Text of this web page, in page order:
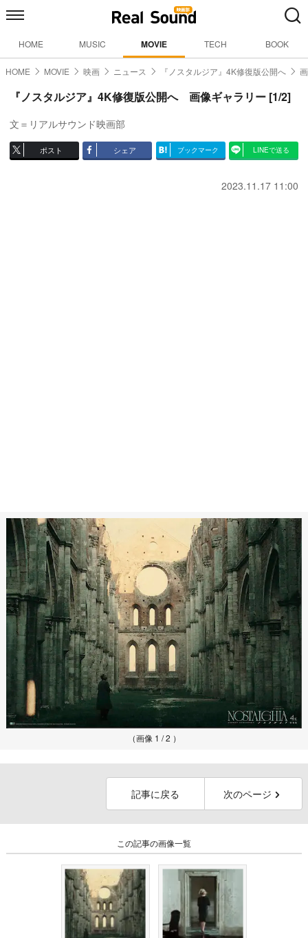
HOME MUSIC MOVIE TECH BOOK
HOME MOVIE 映画 ニュース 『ノスタルジア』4K修復版公開へ
『ノスタルジア』4K修復版公開へ 画像ギャラリー [1/2]
文＝リアルサウンド映画部
ポスト シェア ブックマーク LINEで送る
2023.11.17 11:00
（画像 1 / 2 ）
記事に戻る 次のページ
この記事の画像一覧